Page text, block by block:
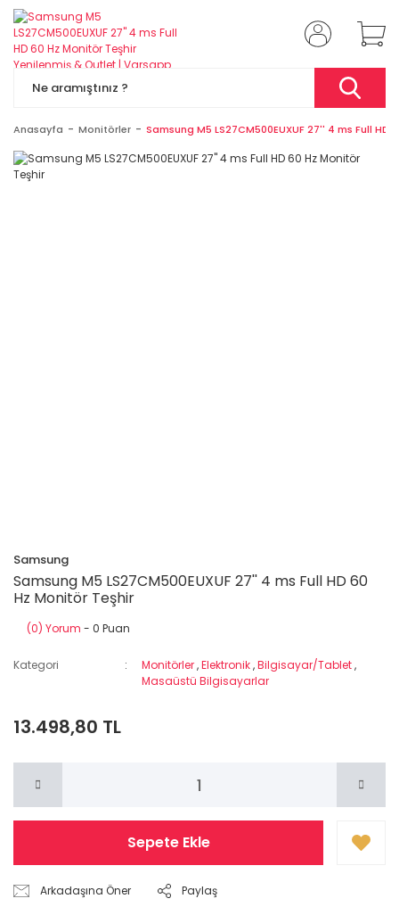
Anasayfa Monitörler Samsung M5 LS27CM500EUXUF 27'' 4 ms Full HD
Samsung
Samsung M5 LS27CM500EUXUF 27'' 4 ms Full HD 60
Hz Monitör Teşhir
(0) Yorum - 0 Puan
Kategori Monitörler,Elektronik,Bilgisayar/Tablet,
Masaüstü Bilgisayarlar
13.498,80 TL
Sepete Ekle
Arkadaşına Öner Paylaş